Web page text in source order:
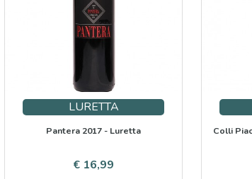
LURETTA
Pantera 2017 - Luretta
Prijs
€ 16,99
Colli